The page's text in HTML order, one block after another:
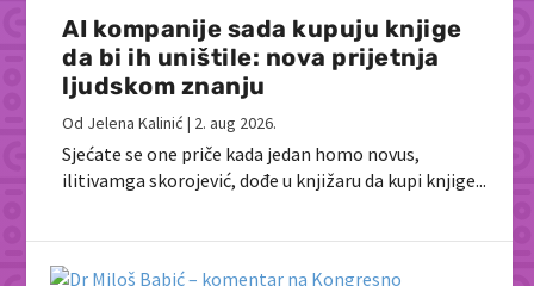
AI kompanije sada kupuju knjige
da bi ih uništile: nova prijetnja
ljudskom znanju
Od Jelena Kalinić | 2. aug 2026.
Sjećate se one priče kada jedan homo novus,
ilitivamga skorojević, dođe u knjižaru da kupi knjige...